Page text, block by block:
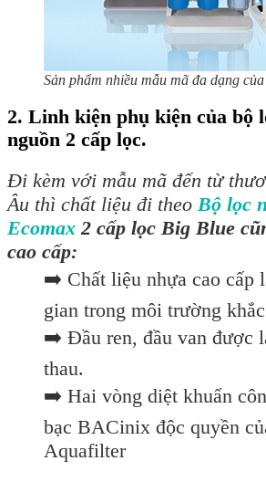
Sản phẩm nhiều mẫu mã đa dạng
2. Linh kiện phụ kiện của bộ
nguồn 2 cấp lọc.
Đi kèm với mẫu mã đến từ
Âu thì chất liệu đi theo Bộ lọc
Ecomax 2 cấp lọc Big Blue
cao cấp:
➡️ Chất liệu nhựa cao cấp
gian trong môi trường
➡️ Đầu ren, đầu van được
thau.
➡️ Hai vòng diệt khuẩn
bạc BACinix độc quyền
Aquafilter